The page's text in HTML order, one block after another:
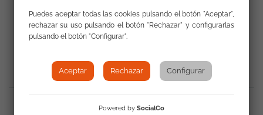
Volver a Actualidad
Puedes aceptar todas las cookies pulsando el botón "Aceptar",
rechazar su uso pulsando el botón "Rechazar" y configurarlas
pulsando el botón "Configurar".
Aceptar Rechazar Configurar
Powered by SocialCo